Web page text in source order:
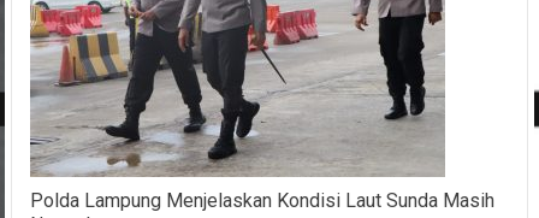
Polda Lampung Menjelaskan Kondisi Laut Sunda Masih